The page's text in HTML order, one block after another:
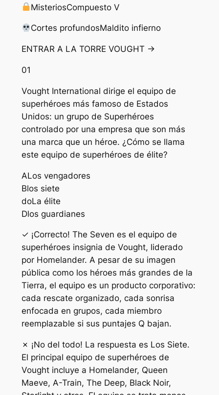
MisteriosCompuesto V
Cortes profundosMaldito infierno
ENTRAR A LA TORRE VOUGHT →
01
Vought International dirige el equipo de
superhéroes más famoso de Estados
Unidos: un grupo de Superhéroes
controlado por una empresa que son más
una marca que un héroe. ¿Cómo se llama
este equipo de superhéroes de élite?
ALos vengadores
Blos siete
doLa élite
Dlos guardianes
✓ ¡Correcto! The Seven es el equipo de
superhéroes insignia de Vought, liderado
por Homelander. A pesar de su imagen
pública como los héroes más grandes de la
Tierra, el equipo es un producto corporativo:
cada rescate organizado, cada sonrisa
enfocada en grupos, cada miembro
reemplazable si sus puntajes Q bajan.
✗ ¡No del todo! La respuesta es Los Siete.
El principal equipo de superhéroes de
Vought incluye a Homelander, Queen
Maeve, A-Train, The Deep, Black Noir,